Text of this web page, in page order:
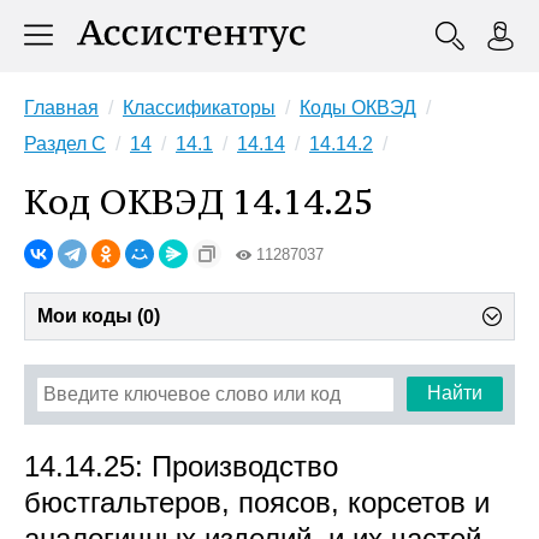
Главная Классификаторы
Коды ОКВЭД
Раздел C
14 14.1 14.14 14.14.2
Код ОКВЭД 14.14.25
11287037
Мои коды (0)
Найти
14.14.25: Производство
бюстгальтеров, поясов, корсетов и